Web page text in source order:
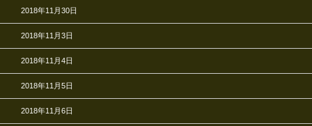
2018年11月30日
2018年11月3日
2018年11月4日
2018年11月5日
2018年11月6日